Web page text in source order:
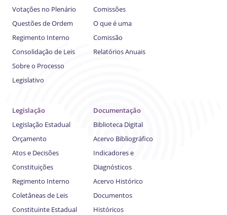
Votações no Plenário
Questões de Ordem
Regimento Interno
Consolidação de Leis
Sobre o Processo
Legislativo
Comissões
O que é uma
Comissão
Relatórios Anuais
Legislação
Legislação Estadual
Orçamento
Atos e Decisões
Constituições
Regimento Interno
Coletâneas de Leis
Constituinte Estadual
Documentação
Biblioteca Digital
Acervo Bibliográfico
Indicadores e
Diagnósticos
Acervo Histórico
Documentos
Históricos